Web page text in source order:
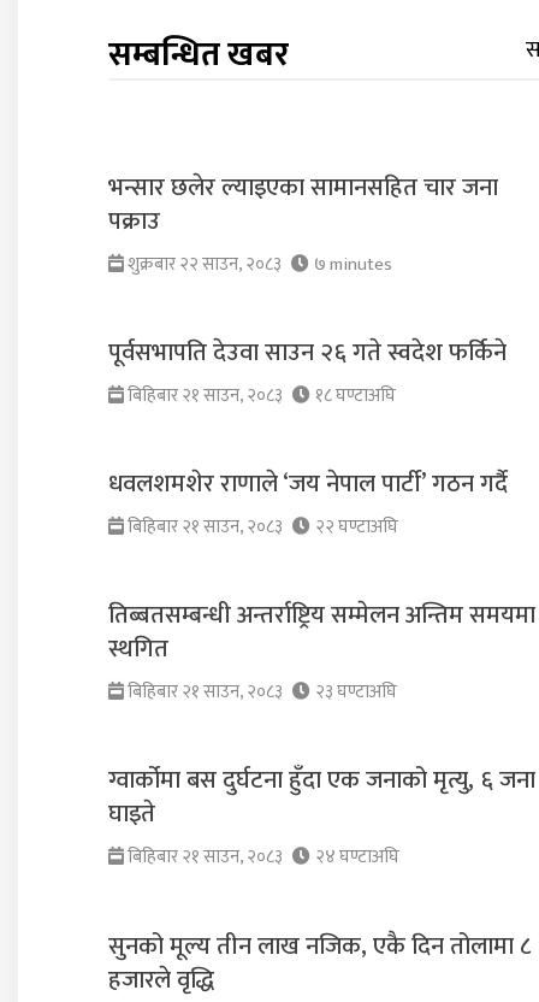
सम्बन्धित खबर
भन्सार छलेर ल्याइएका सामानसहित चार जना
पक्राउ
शुक्रबार २२ साउन, २०८३ ७ minutes
पूर्वसभापति देउवा साउन २६ गते स्वदेश फर्किने
बिहिबार २१ साउन, २०८३ १८ घण्टाअघि
धवलशमशेर राणाले ‘जय नेपाल पार्टी’ गठन गर्दै
बिहिबार २१ साउन, २०८३ २२ घण्टाअघि
तिब्बतसम्बन्धी अन्तर्राष्ट्रिय सम्मेलन अन्तिम समयमा
स्थगित
बिहिबार २१ साउन, २०८३ २३ घण्टाअघि
ग्वार्कोमा बस दुर्घटना हुँदा एक जनाको मृत्यु, ६ जना
घाइते
बिहिबार २१ साउन, २०८३ २४ घण्टाअघि
सुनको मूल्य तीन लाख नजिक, एकै दिन तोलामा ८
हजारले वृद्धि